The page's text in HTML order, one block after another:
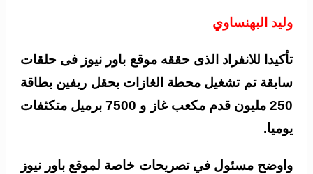
وليد البهنساوي
تأكيدا للانفراد الذى حققه موقع باور نيوز فى حلقات
سابقة تم تشغيل محطة الغازات بحقل ريفين بطاقة
250 مليون قدم مكعب غاز و 7500 برميل متكثفات
يوميا.
واوضح مسئول في تصريحات خاصة لموقع باور نيوز